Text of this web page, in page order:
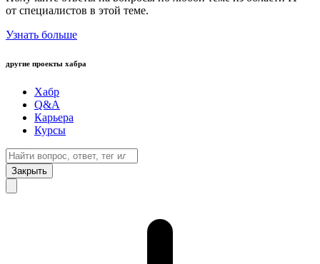
от специалистов в этой теме.
Узнать больше
другие проекты хабра
Хабр
Q&A
Карьера
Курсы
Закрыть